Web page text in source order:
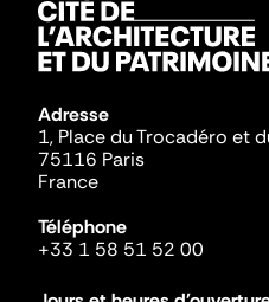
Adresse
1, Place du Trocadéro et
75116 Paris
France
Téléphone
+33 1 58 51 52 00